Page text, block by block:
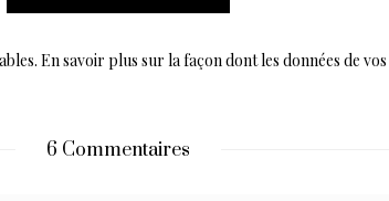
En savoir plus sur la façon dont les données de
6 Commentaires